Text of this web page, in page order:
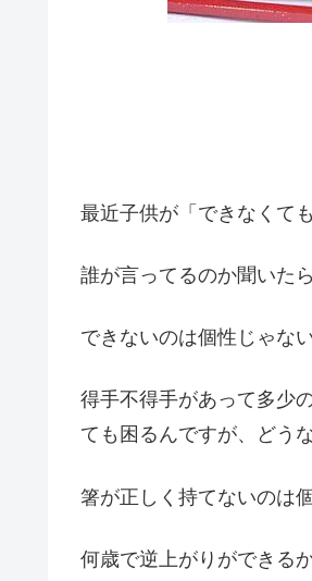
最近子供が「できなくて
誰が言ってるのか聞いた
できないのは個性じゃな
得手不得手があって多少
ても困るんですが、どう
箸が正しく持てないのは
何歳で逆上がりができる